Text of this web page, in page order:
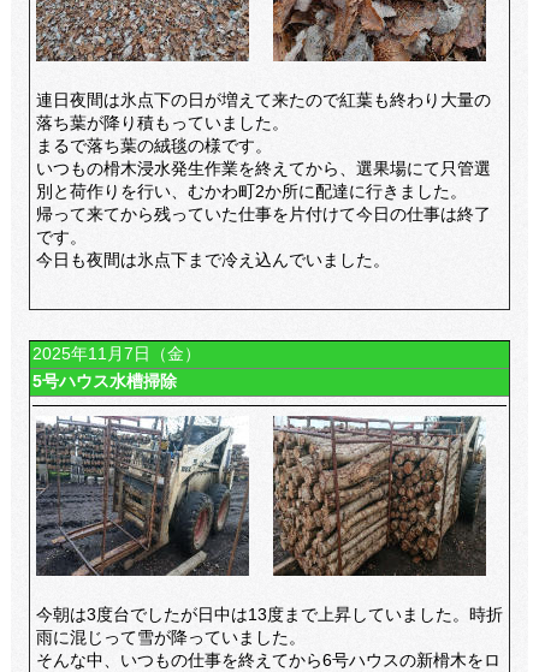
連日夜間は氷点下の日が増えて来たので紅葉も終わり大量の
落ち葉が降り積もっていました。
まるで落ち葉の絨毯の様です。
いつもの榾木浸水発生作業を終えてから、選果場にて只管選
別と荷作りを行い、むかわ町2か所に配達に行きました。
帰って来てから残っていた仕事を片付けて今日の仕事は終了
です。
今日も夜間は氷点下まで冷え込んでいました。
2025年11月7日（金）
5号ハウス水槽掃除
今朝は3度台でしたが日中は13度まで上昇していました。 時折
雨に混じって雪が降っていました。
そんな中、いつもの仕事を終えてから6号ハウスの新榾木をロ